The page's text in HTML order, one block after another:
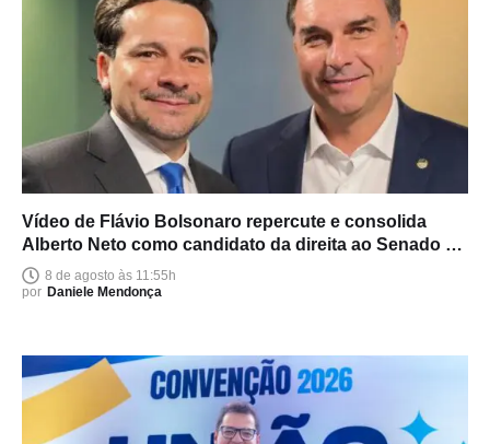
Vídeo de Flávio Bolsonaro repercute e consolida
Alberto Neto como candidato da direita ao Senado no
Amazonas
8 de agosto às 11:55h
por Daniele Mendonça